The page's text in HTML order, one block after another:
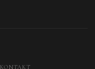
KONTAKT